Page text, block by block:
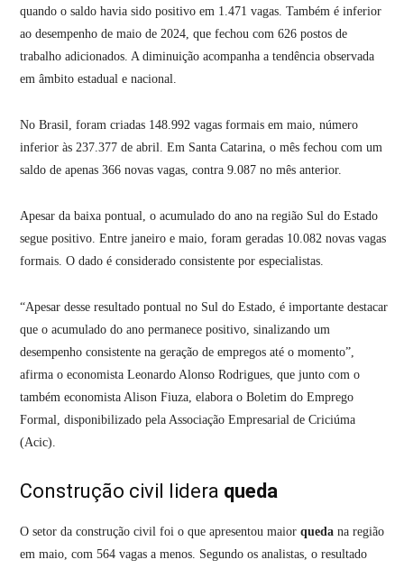
quando o saldo havia sido positivo em 1.471 vagas. Também é inferior
ao desempenho de maio de 2024, que fechou com 626 postos de
trabalho adicionados. A diminuição acompanha a tendência observada
em âmbito estadual e nacional.
No Brasil, foram criadas 148.992 vagas formais em maio, número
inferior às 237.377 de abril. Em Santa Catarina, o mês fechou com um
saldo de apenas 366 novas vagas, contra 9.087 no mês anterior.
Apesar da baixa pontual, o acumulado do ano na região Sul do Estado
segue positivo. Entre janeiro e maio, foram geradas 10.082 novas vagas
formais. O dado é considerado consistente por especialistas.
“Apesar desse resultado pontual no Sul do Estado, é importante destacar
que o acumulado do ano permanece positivo, sinalizando um
desempenho consistente na geração de empregos até o momento”,
afirma o economista Leonardo Alonso Rodrigues, que junto com o
também economista Alison Fiuza, elabora o Boletim do Emprego
Formal, disponibilizado pela Associação Empresarial de Criciúma
(Acic).
Construção civil lidera queda
O setor da construção civil foi o que apresentou maior queda na região
em maio, com 564 vagas a menos. Segundo os analistas, o resultado